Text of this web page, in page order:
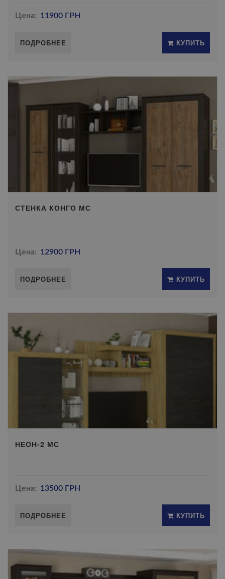
Цена: 11900 ГРН
ПОДРОБНЕЕ КУПИТЬ
СТЕНКА КОНГО МС
Цена: 12900 ГРН
ПОДРОБНЕЕ КУПИТЬ
НЕОН-2 МС
Цена: 13500 ГРН
ПОДРОБНЕЕ КУПИТЬ